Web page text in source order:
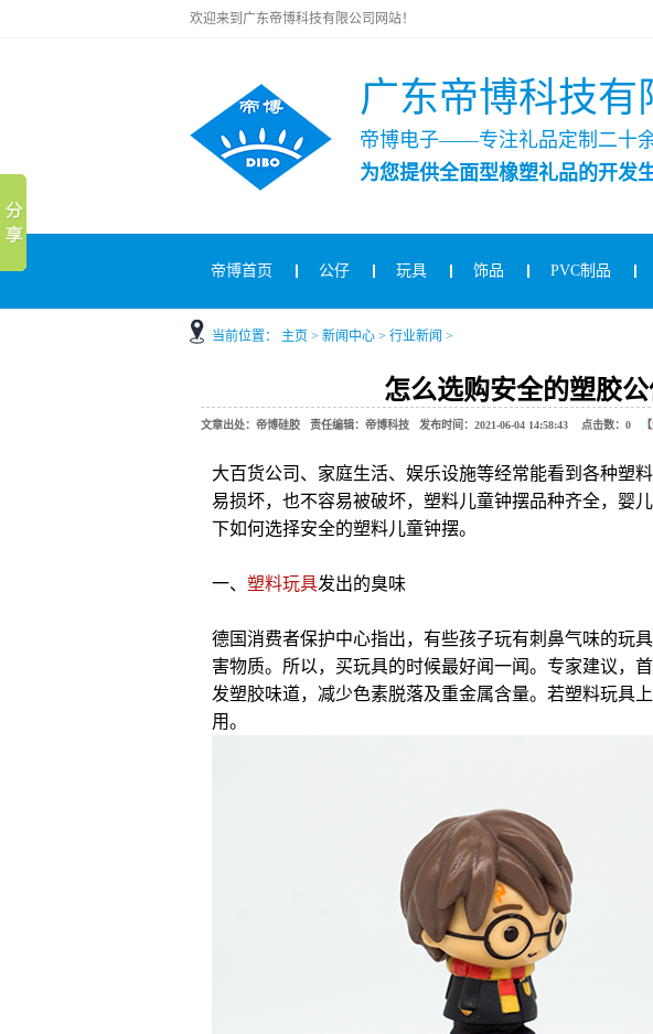
欢迎来到广东帝博科技有限公司网站！
广东帝博科技有
帝博电子——专注礼品定制二十
为您提供全面型橡塑礼品的开发
帝博首页 公仔 玩具 饰品 PVC制品
当前位置： 主页 > 新闻中心 > 行业新闻 >
怎么选购安全的塑胶
文章出处：帝博硅胶 责任编辑：帝博科技 发布时间：2021-06-04 14:58:43 点击数： 0 【
大百货公司、家庭生活、娱乐设施等经常能看到各种塑
易损坏，也不容易被破坏，塑料儿童钟摆品种齐全，婴
下如何选择安全的塑料儿童钟摆。
一、 塑料玩具发出的臭味
德国消费者保护中心指出，有些孩子玩有刺鼻气味的玩
害物质。所以，买玩具的时候最好闻一闻。专家建议，
发塑胶味道，减少色素脱落及重金属含量。若塑料玩具
用。